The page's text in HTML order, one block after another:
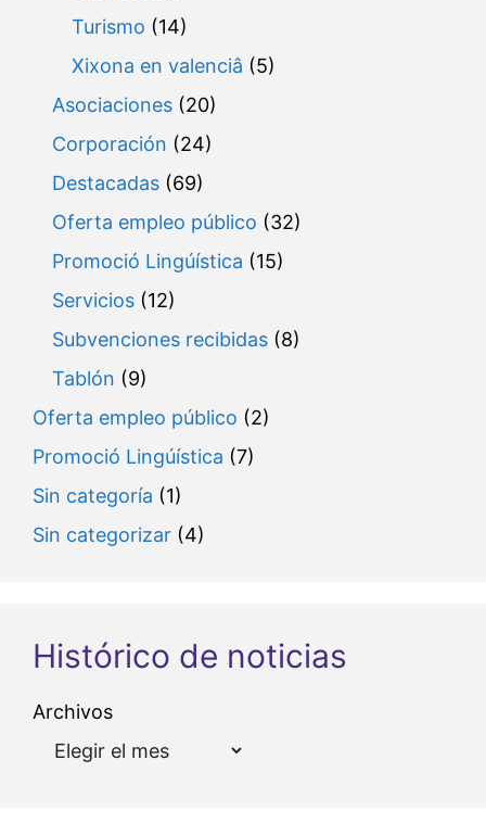
Turismo (14)
Xixona en valenciâ (5)
Asociaciones (20)
Corporación (24)
Destacadas (69)
Oferta empleo público (32)
Promoció Lingúística (15)
Servicios (12)
Subvenciones recibidas (8)
Tablón (9)
Oferta empleo público (2)
Promoció Lingúística (7)
Sin categoría (1)
Sin categorizar (4)
Histórico de noticias
Archivos